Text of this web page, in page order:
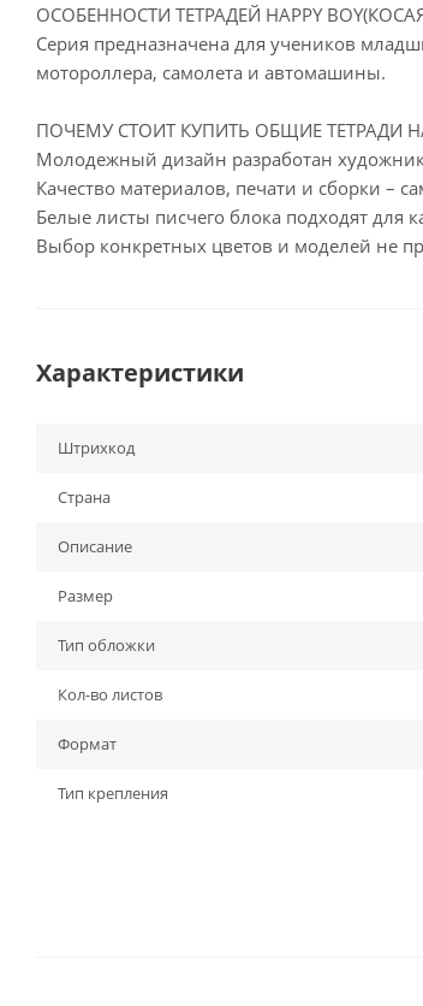
ОСОБЕННОСТИ ТЕТРАДЕЙ HAPPY
Серия предназначена для учеников
мотороллера, самолета и автомашины.
ПОЧЕМУ СТОИТ КУПИТЬ ОБЩИЕ ТЕТРАДИ
Молодежный дизайн разработан
Качество материалов, печати и сборки –
Белые листы писчего блока подходят для
Выбор конкретных цветов и моделей не
Характеристики
Штрихкод
Страна
Описание
Размер
Тип обложки
Кол-во листов
Формат
Тип крепления